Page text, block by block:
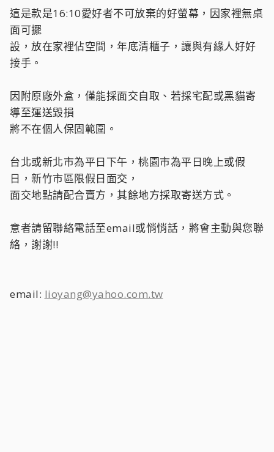
這是款是16:10愛好者不可放棄的好螢幕，因家裡無桌
面可擺
設，放在家裡佔空間，年底清櫃子，讓與有緣人好好
接手。
因附原廠外盒，僅能採面交自取、若採宅配或黑貓寄
導至運送毀損
將不在個人保固範圍。
台北或新北市為平日下午，桃園市為平日晚上或假
日，新竹市區限假日面交，
面交地點請配合賣方，其餘地方採取寄送方式。
意者請留聯絡電話至email或悄悄話，將會主動與您聯
絡，謝謝!!
email: lioyang@yahoo.com.tw